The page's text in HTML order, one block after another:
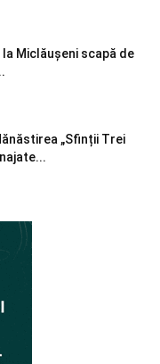
Miclăușeni scapă de
„Sfinții Trei